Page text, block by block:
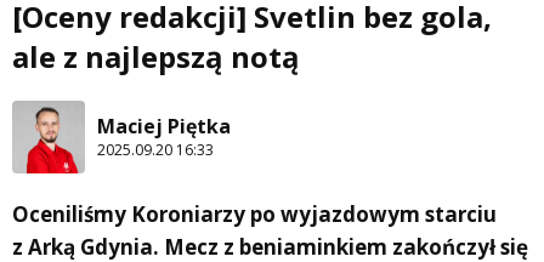
[Oceny redakcji] Svetlin bez gola,
ale z najlepszą notą
Maciej Piętka
2025.09.20 16:33
Oceniliśmy Koroniarzy po wyjazdowym starciu
z Arką Gdynia. Mecz z beniaminkiem zakończył się